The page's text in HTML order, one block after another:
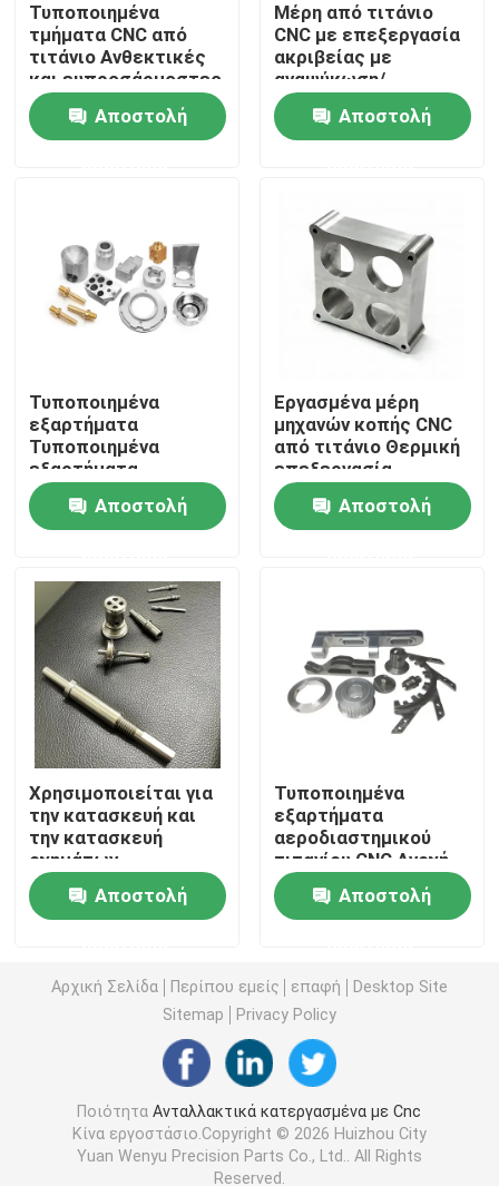
Σπίτι
Προϊόντα
Σχετικά με εμάς
Επισκεψή εργοστασίου
Έλεγχος ποιότητας
Επικοινωνήστε μαζί μας
Ειδήσεις
Ανταλλακτικά κατεργασμένα με Cnc
Ανταλλακτικά φρέζας CNC
CNC γυρίζοντας μέρη άλεσης
CNC μέρη ανοξείδωτου
CNC μέρη ορείχαλκου
Μέρη κοπής με λέιζερ
3D Τυποποιημένα Μέρη
Τυποποιημένα
τμήματα CNC από
τιτάνιο Ανθεκτικές
και ευπροσάρμοστες
λύσεις με θερμική
επεξεργασία
αναψύκνωσης /
Αποστολή
Μέρη από τιτάνιο
CNC με επεξεργασία
ακριβείας με
αναψύκωση/
ομαλοποίηση για
αεροδιαστημική
κατασκευή
Αποστολή
Τυποποιημένα
εξαρτήματα
Τυποποιημένα
εξαρτήματα
Τυποποιημένα
εξαρτήματα
Τυποποιημένα
Αποστολή
Εργασμένα μέρη
μηχανών κοπής CNC
από τιτάνιο Θερμική
επεξεργασία
Αποστολή
Χρησιμοποιείται για
την κατασκευή και
την κατασκευή
οχημάτων.
Αποστολή
Τυποποιημένα
εξαρτήματα
αεροδιαστημικού
τιτανίου CNC Ανοχή
±0,01mm
Αποστολή
Αρχική Σελίδα Περίπου εμείς επαφή
Desktop Site
Sitemap
Privacy Policy
ΠοιότηταΑνταλλακτικά κατεργασμένα με Cnc
Κίνα εργοστάσιο.Copyright © 2026 Huizhou City
Yuan Wenyu Precision Parts Co., Ltd.. All Rights
Reserved.